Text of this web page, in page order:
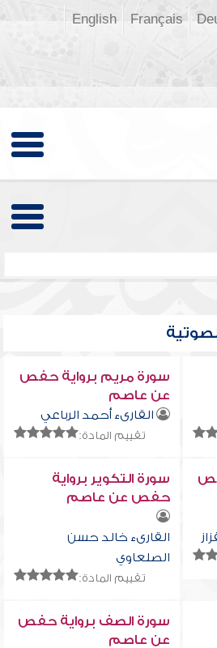
Français
English
سورة مريم برواية حفص
عن عاصم
القارىء أحمد الرباعي
تقييم المادة:
سورة التكوير برواية
حفص عن عاصم
القارىء خالد حسن
الصلعاوي
تقييم المادة:
سورة الصف برواية حفص
عن عاصم